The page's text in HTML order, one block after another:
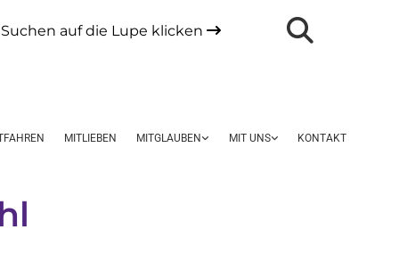
auf die Lupe klicken 
MITLIEBEN MITGLAUBEN MIT UNS KONTAKT